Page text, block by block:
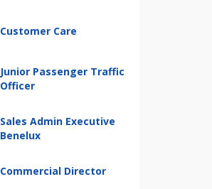
Customer Care
Junior Passenger Traffic
Officer
Sales Admin Executive
Benelux
Commercial Director